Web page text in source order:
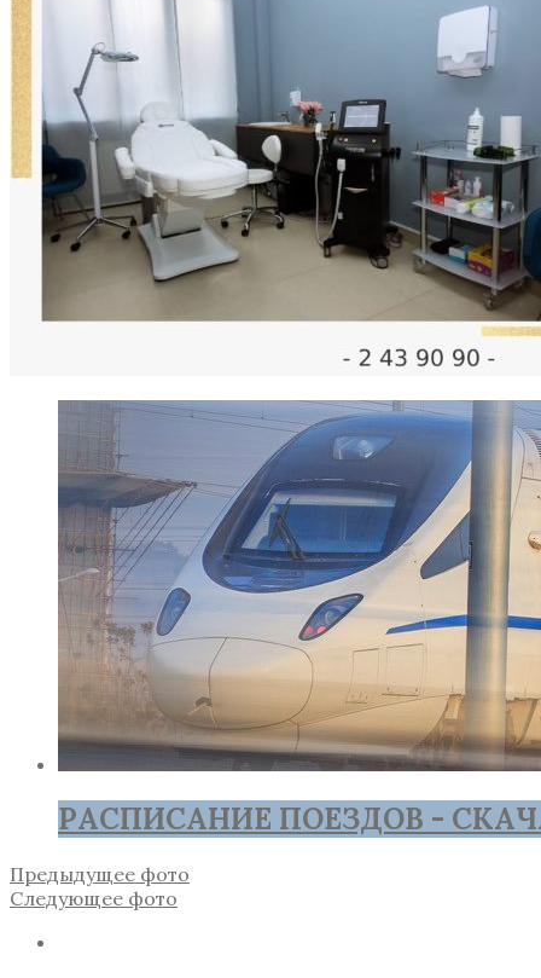
РАСПИСАНИЕ ПОЕЗДОВ -
Предыдущее фото
Следующее фото